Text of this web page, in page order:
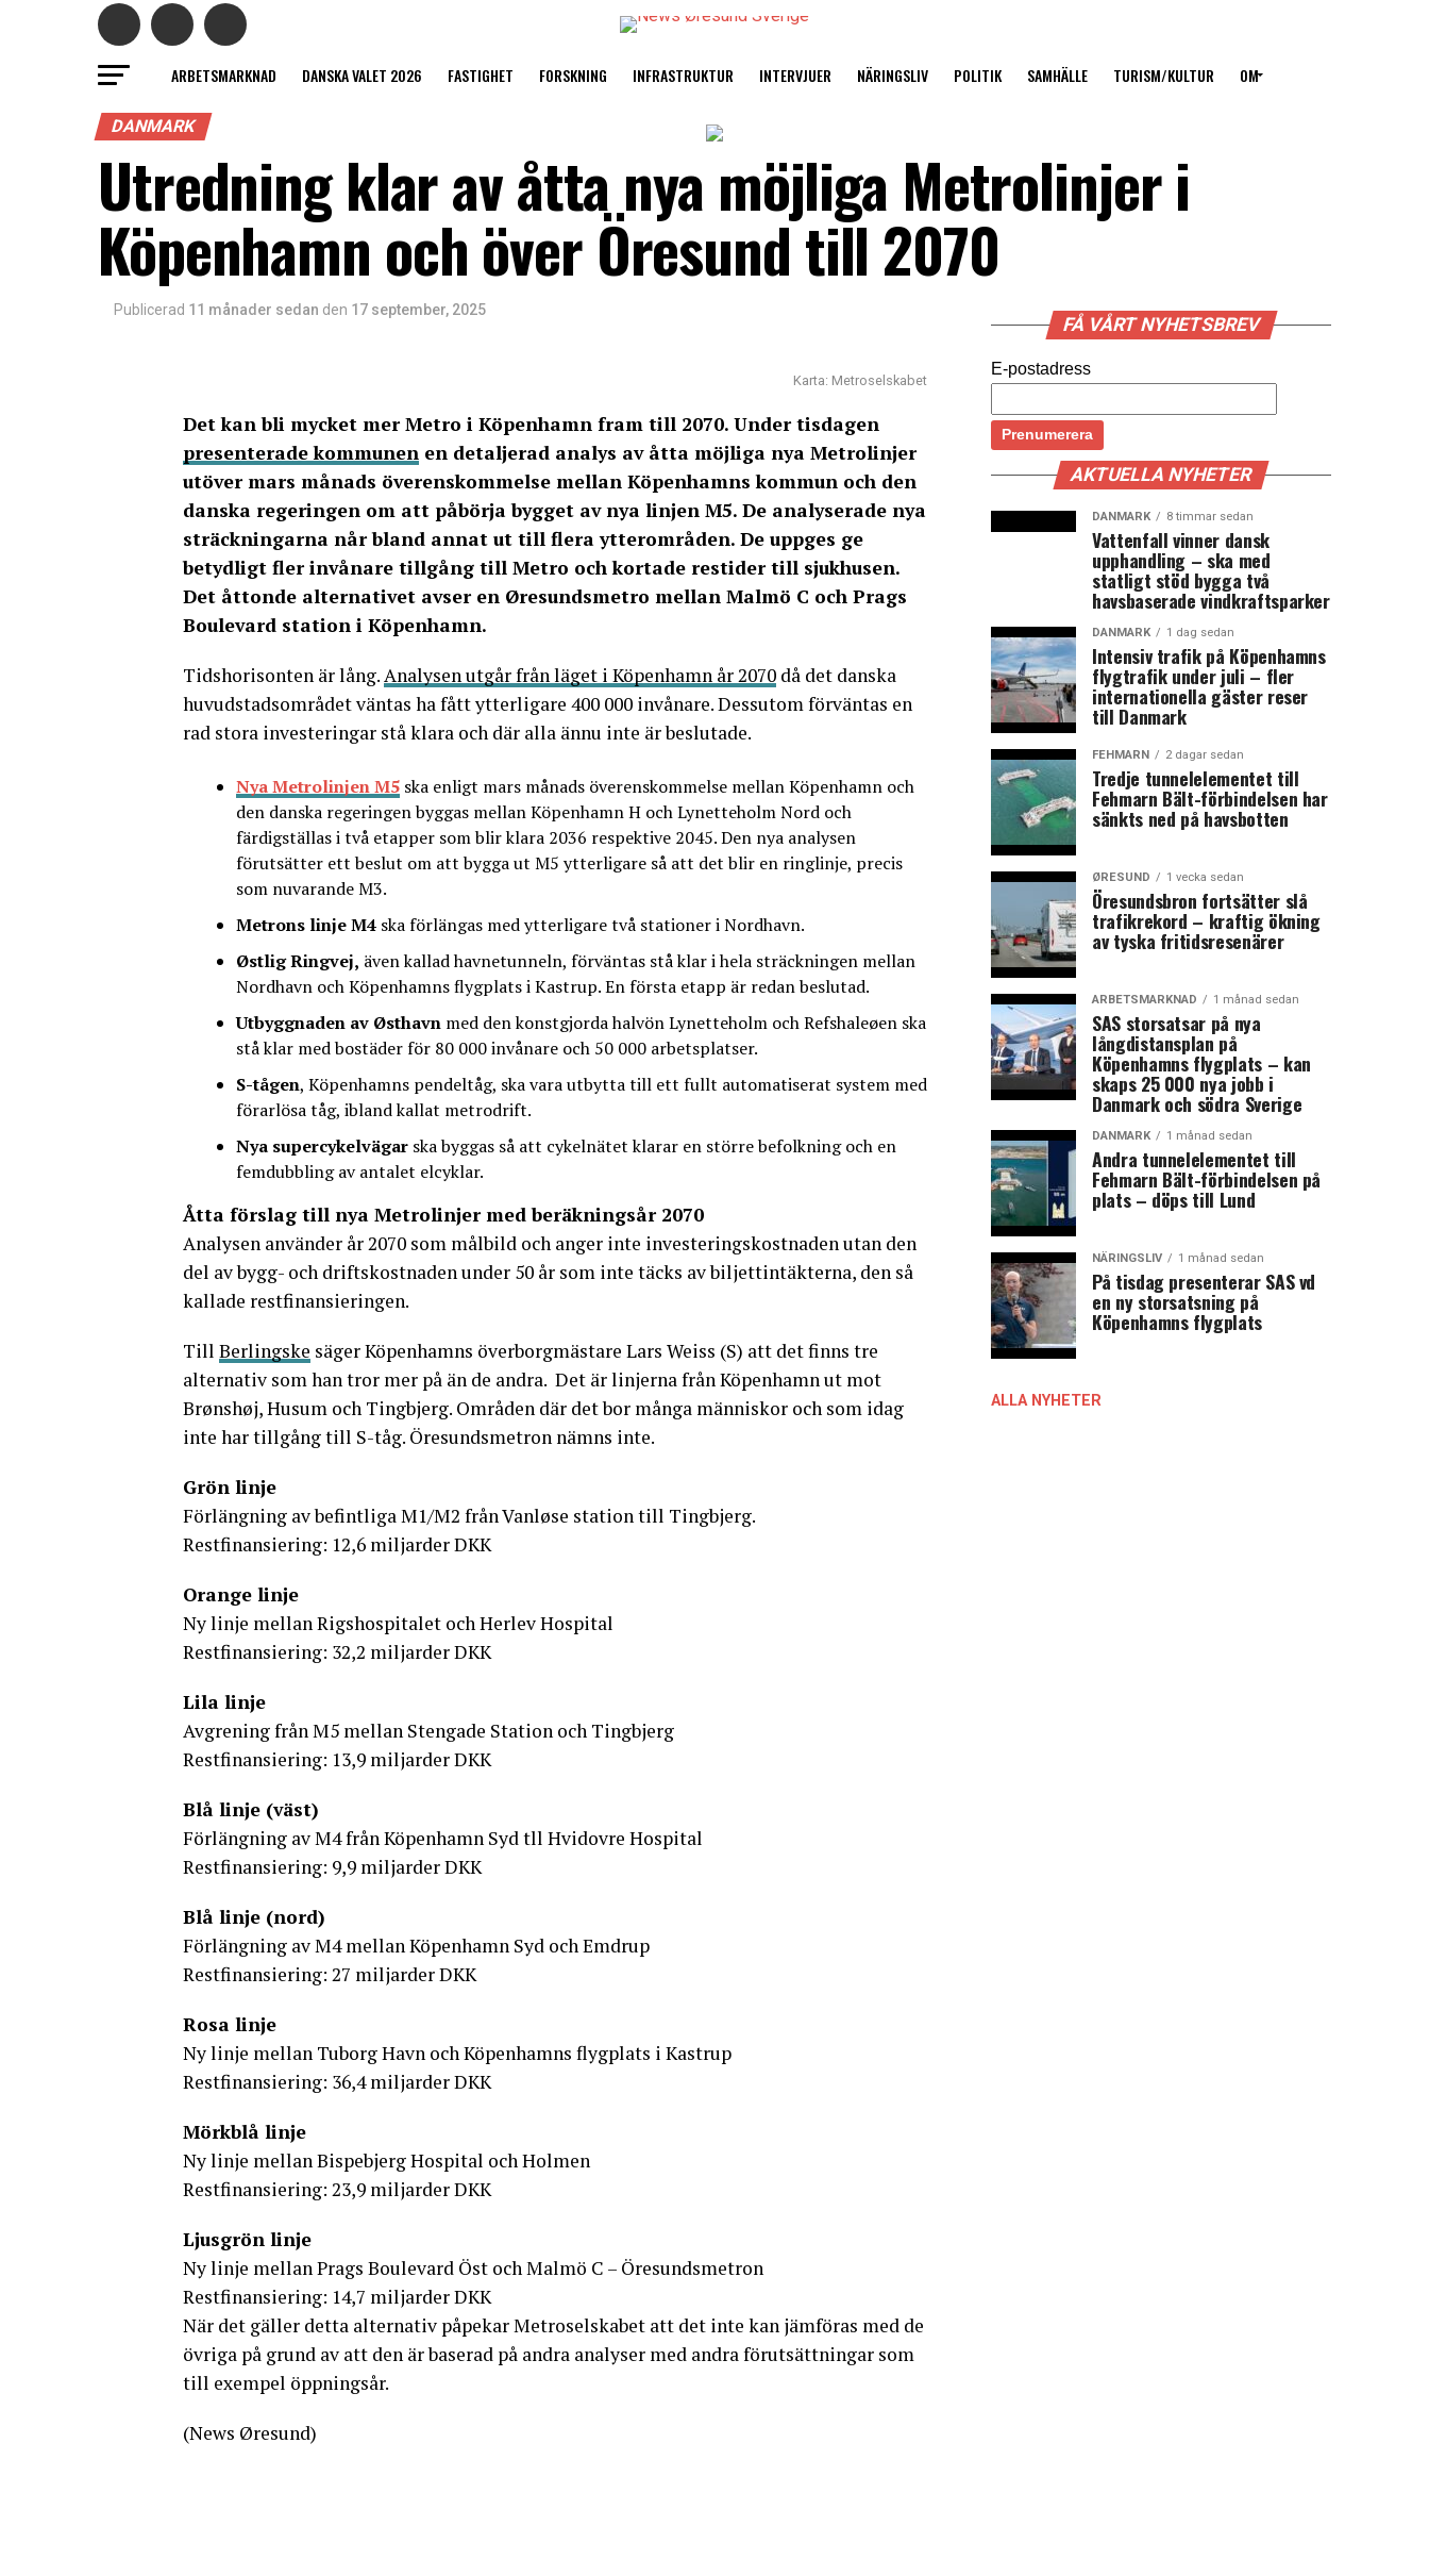
ARBETSMARKNAD DANSKA VALET 2026 FASTIGHET FORSKNING INFRASTRUKTUR INTERVJUER NÄRINGSLIV POLITIK SAMHÄLLE TURISM/KULTUR OM
DANMARK
Utredning klar av åtta nya möjliga Metrolinjer i
Köpenhamn och över Öresund till 2070
Publicerad 11 månader sedan den 17 september, 2025
Karta: Metroselskabet
Det kan bli mycket mer Metro i Köpenhamn fram till 2070. Under tisdagen
presenterade kommunen en detaljerad analys av åtta möjliga nya Metrolinjer
utöver mars månads överenskommelse mellan Köpenhamns kommun och den
danska regeringen om att påbörja bygget av nya linjen M5. De analyserade nya
sträckningarna når bland annat ut till flera ytterområden. De uppges ge
betydligt fler invånare tillgång till Metro och kortade restider till sjukhusen.
Det åttonde alternativet avser en Øresundsmetro mellan Malmö C och Prags
Boulevard station i Köpenhamn.
Tidshorisonten är lång.Analysen utgår från läget i Köpenhamn år 2070 då det danska
huvudstadsområdet väntas ha fått ytterligare 400 000 invånare. Dessutom förväntas en
rad stora investeringar stå klara och där alla ännu inte är beslutade.
Nya Metrolinjen M5 ska enligt mars månads överenskommelse mellan Köpenhamn och
den danska regeringen byggas mellan Köpenhamn H och Lynetteholm Nord och
färdigställas i två etapper som blir klara 2036 respektive 2045. Den nya analysen
förutsätter ett beslut om att bygga ut M5 ytterligare så att det blir en ringlinje, precis
som nuvarande M3.
Metrons linje M4 ska förlängas med ytterligare två stationer i Nordhavn.
Østlig Ringvej, även kallad havnetunneln, förväntas stå klar i hela sträckningen mellan
Nordhavn och Köpenhamns flygplats i Kastrup. En första etapp är redan beslutad.
Utbyggnaden av Østhavn med den konstgjorda halvön Lynetteholm och Refshaleøen ska
stå klar med bostäder för 80 000 invånare och 50 000 arbetsplatser.
S-tågen, Köpenhamns pendeltåg, ska vara utbytta till ett fullt automatiserat system med
förarlösa tåg, ibland kallat metrodrift.
Nya supercykelvägar ska byggas så att cykelnätet klarar en större befolkning och en
femdubbling av antalet elcyklar.
Åtta förslag till nya Metrolinjer med beräkningsår 2070
Analysen använder år 2070 som målbild och anger inte investeringskostnaden utan den
del av bygg- och driftskostnaden under 50 år som inte täcks av biljettintäkterna, den så
kallade restfinansieringen.
Till Berlingske säger Köpenhamns överborgmästare Lars Weiss (S) att det finns tre
alternativ som han tror mer på än de andra. Det är linjerna från Köpenhamn ut mot
Brønshøj, Husum och Tingbjerg. Områden där det bor många människor och som idag
inte har tillgång till S-tåg. Öresundsmetron nämns inte.
Grön linje
Förlängning av befintliga M1/M2 från Vanløse station till Tingbjerg.
Restfinansiering: 12,6 miljarder DKK
Orange linje
Ny linje mellan Rigshospitalet och Herlev Hospital
Restfinansiering: 32,2 miljarder DKK
Lila linje
Avgrening från M5 mellan Stengade Station och Tingbjerg
Restfinansiering: 13,9 miljarder DKK
Blå linje (väst)
Förlängning av M4 från Köpenhamn Syd tll Hvidovre Hospital
Restfinansiering: 9,9 miljarder DKK
Blå linje (nord)
Förlängning av M4 mellan Köpenhamn Syd och Emdrup
Restfinansiering: 27 miljarder DKK
Rosa linje
Ny linje mellan Tuborg Havn och Köpenhamns flygplats i Kastrup
Restfinansiering: 36,4 miljarder DKK
Mörkblå linje
Ny linje mellan Bispebjerg Hospital och Holmen
Restfinansiering: 23,9 miljarder DKK
Ljusgrön linje
Ny linje mellan Prags Boulevard Öst och Malmö C – Öresundsmetron
Restfinansiering: 14,7 miljarder DKK
När det gäller detta alternativ påpekar Metroselskabet att det inte kan jämföras med de
övriga på grund av att den är baserad på andra analyser med andra förutsättningar som
till exempel öppningsår.
(News Øresund)
FÅ VÅRT NYHETSBREV
E-postadress
AKTUELLA NYHETER
DANMARK 8 timmar sedan
Vattenfall vinner dansk
upphandling – ska med
statligt stöd bygga två
havsbaserade vindkraftsparker
DANMARK 1 dag sedan
Intensiv trafik på Köpenhamns
flygtrafik under juli – fler
internationella gäster reser
till Danmark
FEHMARN 2 dagar sedan
Tredje tunnelelementet till
Fehmarn Bält-förbindelsen har
sänkts ned på havsbotten
ØRESUND 1 vecka sedan
Öresundsbron fortsätter slå
trafikrekord – kraftig ökning
av tyska fritidsresenärer
ARBETSMARKNAD 1 månad sedan
SAS storsatsar på nya
långdistansplan på
Köpenhamns flygplats – kan
skaps 25 000 nya jobb i
Danmark och södra Sverige
DANMARK 1 månad sedan
Andra tunnelelementet till
Fehmarn Bält-förbindelsen på
plats – döps till Lund
NÄRINGSLIV 1 månad sedan
På tisdag presenterar SAS vd
en ny storsatsning på
Köpenhamns flygplats
ALLA NYHETER